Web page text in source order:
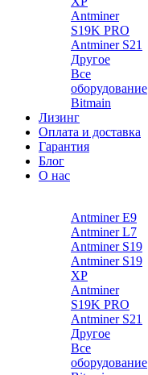
Antminer
S19K PRO
Antminer S21
Другое
Все
оборудование
Bitmain
Лизинг
Оплата и доставка
Гарантия
Блог
О нас
Antminer E9
Antminer L7
Antminer S19
Antminer S19
XP
Antminer
S19K PRO
Antminer S21
Другое
Все
оборудование